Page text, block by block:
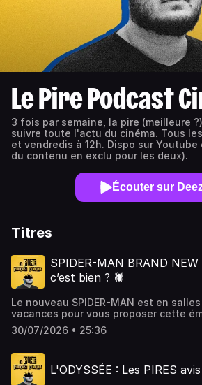
Le Pire Podcast
3 fois par semaine, la pire (meilleure
suivre toute l'actu du cinéma. Tous
et vendredis à 12h. Dispo sur
du contenu en exclu pour les deux).
Écouter sur
Titres
SPIDER-MAN BRAND
c’est bien ? 🕷️
Le nouveau SPIDER-MAN est en
vacances pour vous proposer cette
décrypter le dernier né du MCU qui
salles ! Alors profitez ! Bonne écoute
⁠⁠⁠⁠⁠⁠⁠⁠⁠⁠⁠⁠⁠⁠⁠⁠⁠⁠⁠⁠⁠⁠⁠⁠⁠⁠⁠⁠⁠⁠⁠⁠⁠⁠⁠⁠⁠⁠⁠⁠⁠⁠⁠⁠⁠⁠⁠⁠⁠⁠⁠⁠⁠⁠⁠⁠⁠⁠⁠⁠⁠⁠⁠⁠⁠⁠⁠⁠⁠⁠⁠⁠⁠⁠⁠⁠⁠⁠⁠⁠⁠⁠⁠⁠⁠⁠⁠⁠⁠⁠⁠⁠⁠⁠⁠⁠⁠⁠⁠⁠⁠⁠⁠⁠⁠⁠⁠⁠⁠⁠⁠⁠⁠⁠⁠⁠⁠⁠⁠⁠⁠⁠⁠⁠⁠⁠https://patreon.com/
Pour écouter MCU "M*rdique
⁠⁠⁠⁠⁠⁠⁠⁠⁠⁠⁠⁠⁠⁠⁠⁠⁠⁠⁠⁠⁠⁠⁠⁠⁠⁠⁠⁠⁠⁠⁠⁠⁠⁠⁠⁠⁠⁠⁠⁠⁠⁠⁠⁠⁠⁠⁠⁠⁠⁠⁠⁠⁠⁠⁠⁠⁠⁠⁠⁠⁠⁠⁠⁠⁠⁠⁠⁠⁠⁠⁠⁠⁠⁠⁠⁠⁠⁠⁠⁠⁠⁠⁠⁠⁠⁠⁠⁠⁠⁠⁠⁠⁠⁠⁠⁠⁠⁠⁠⁠⁠⁠⁠⁠⁠⁠⁠⁠⁠⁠⁠⁠⁠⁠⁠⁠⁠⁠⁠⁠⁠⁠⁠⁠⁠⁠https://linktr.ee/
30/07/2026 • 25:36
L'ODYSSÉE : Les PIRES